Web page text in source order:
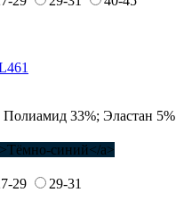
33%; Эластан 5%
синий</a>
29
29-31